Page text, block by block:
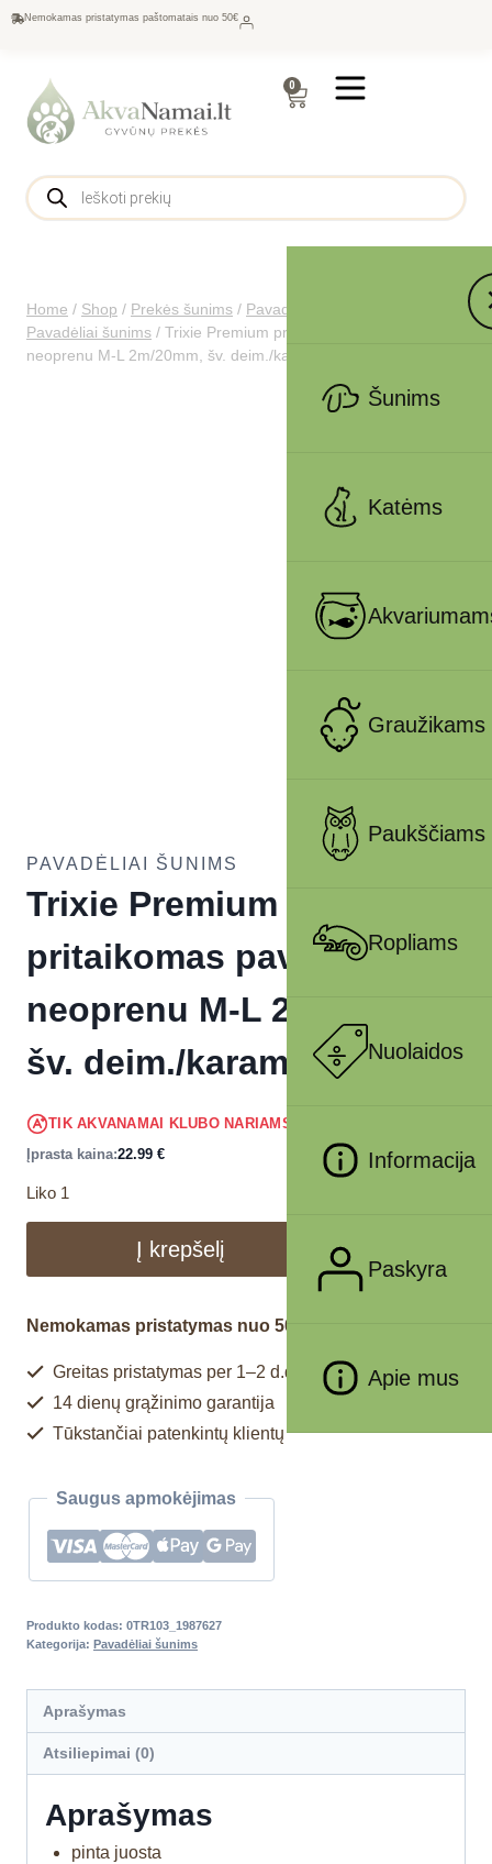
Nemokamas pristatymas paštomatais nuo 50€
0
Šunims
Katėms
Graužikams
Paukščiams
Ropliams
Nuolaidos
Informacija
Paskyra
Apie mus
Home / Shop / Prekės šunims / Pavadėliai, antkakliai šunims
Pavadėliai šunims / Trixie Premium pritaikomas pavadys, su
neoprenu M-L 2m/20mm, šv. deim./karamelė
PAVADĖLIAI ŠUNIMS
Trixie Premium
pritaikomas pavadys, su
neoprenu M-L 2m/20mm,
šv. deim./karamelė
TIK AKVANAMAI KLUBO NARIAMS
Įprasta kaina:22.99 €
Liko 1
Į krepšelį
Nemokamas pristatymas nuo 50€
Greitas pristatymas per 1–2 d.d.
14 dienų grąžinimo garantija
Tūkstančiai patenkintų klientų
Saugus apmokėjimas
Produkto kodas: 0TR103_1987627
Kategorija: Pavadėliai šunims
Aprašymas
Atsiliepimai (0)
Aprašymas
pinta juosta